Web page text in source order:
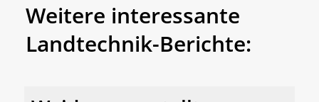
Weitere interessante
Landtechnik-Berichte: